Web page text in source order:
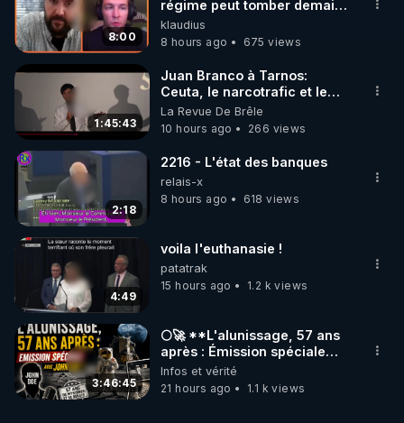
▶ 30 jours gratuit sur l’application de méditation et
de bien-être ENVOL :
Rendez-vous sur https://www.envol.app/code
le code : REGENERE
8:00
régime peut tomber demain !
»
klaudius
8 hours ago
675 views
1:45:43
Juan Branco à Tarnos:
Ceuta, le narcotrafic et le
pouvoir en France
La Revue De Brêle
10 hours ago
266 views
2:18
2216 - L'état des banques
relais-x
8 hours ago
618 views
4:49
voila l'euthanasie !
patatrak
15 hours ago
1.2 k views
3:46:45
🌕🚀 **L'alunissage, 57 ans
après : Émission spéciale
avec John Doe !** 👨 🚀✨
Infos et vérité
21 hours ago
1.1 k views